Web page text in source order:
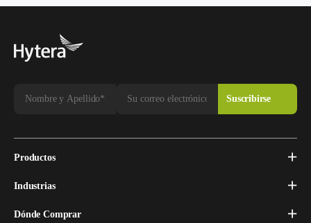
Productos
Industrias
Dónde Comprar